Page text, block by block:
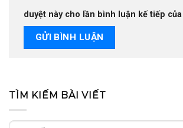
duyệt này cho lần bình luận kế tiếp
TÌM KIẾM BÀI VIẾT